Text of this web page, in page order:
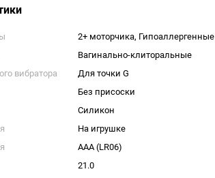
2+ моторчика, Гипоаллергенные
Вагинально-клиторальные
вибратора
Для точки G
Без присоски
Силикон
На игрушке
AAA (LR06)
21.0